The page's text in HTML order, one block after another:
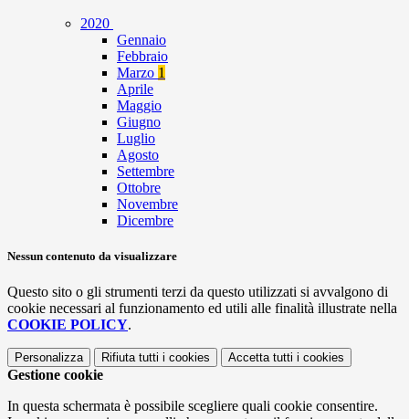
2020
Gennaio
Febbraio
Marzo 1
Aprile
Maggio
Giugno
Luglio
Agosto
Settembre
Ottobre
Novembre
Dicembre
Nessun contenuto da visualizzare
Questo sito o gli strumenti terzi da questo utilizzati si avvalgono di
cookie necessari al funzionamento ed utili alle finalità illustrate nella
COOKIE POLICY.
Personalizza Rifiuta tutti i cookies Accetta tutti i cookies
Gestione cookie
In questa schermata è possibile scegliere quali cookie consentire.